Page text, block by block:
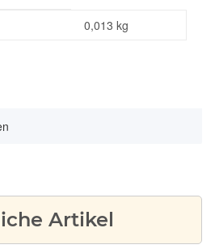
0,013 kg
Artikel